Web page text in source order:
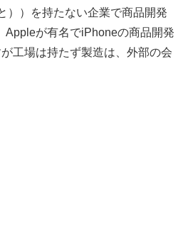
））を持たない企業で商品開発
Appleが有名でiPhoneの商品開発
工場は持たず製造は、外部の会